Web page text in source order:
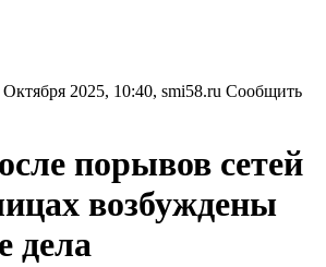
Октября 2025, 10:40, smi58.ru Сообщить
порывов сетей
возбуждены
дела